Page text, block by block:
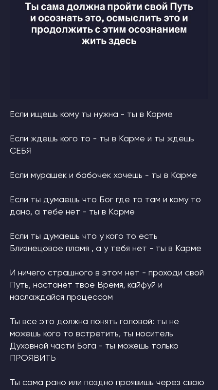
Если ищешь кому ты нужна - ты в Карме
Если ждешь кого то - ты в Карме и ты ждешь
СЕБЯ
Если мурашек и бабочек хочешь - ты в Карме
Если ты думаешь что Бог где то там и кому то
дано, а тебе нет - ты в Карме
Если ты думаешь что у кого то есть
Близнецовое пламя , а у тебя нет - ты в Карме
И ничего страшного в этом нет - проходи свой
Путь, настанет твое Время, кайфуй и
наслаждайся процессом
Ты все это должна понять головой: ты не
можешь кого то встретить, ты носитель
Духовной части Бога - ты можешь только
ПРОЯВИТЬ
Ты сама рано или поздно проявишь через свою
ПОДПИСАТЬСЯ НА НОВОСТИ
Instagram, Facebook) запрещена